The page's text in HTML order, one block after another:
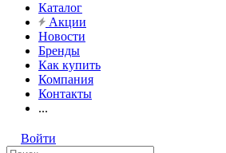
Каталог
Акции
Новости
Бренды
Как купить
Компания
Контакты
...
Войти